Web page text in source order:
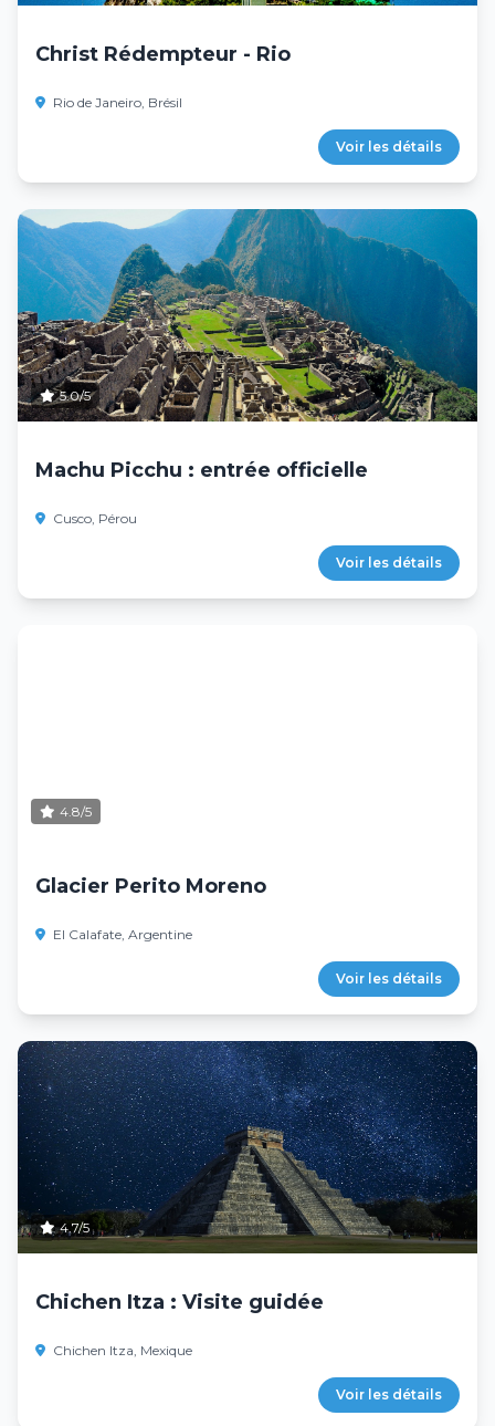
Christ Rédempteur - Rio
Rio de Janeiro, Brésil
Voir les détails
5.0/5
Machu Picchu : entrée officielle
Cusco, Pérou
Voir les détails
4.8/5
Glacier Perito Moreno
El Calafate, Argentine
Voir les détails
4.7/5
Chichen Itza : Visite guidée
Chichen Itza, Mexique
Voir les détails